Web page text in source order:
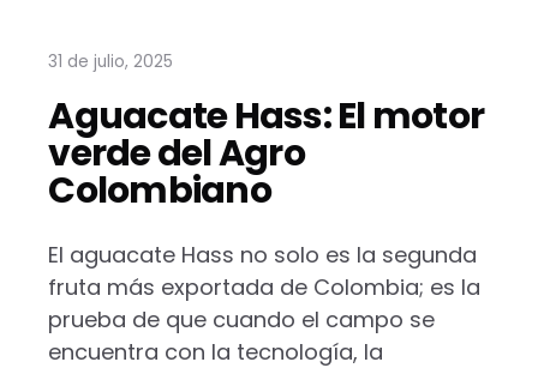
31 de julio, 2025
Aguacate Hass: El motor
verde del Agro
Colombiano
El aguacate Hass no solo es la segunda
fruta más exportada de Colombia; es la
prueba de que cuando el campo se
encuentra con la tecnología, la